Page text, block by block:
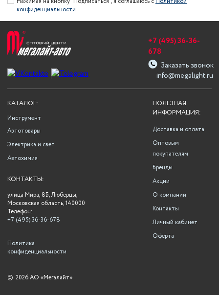
конфиденциальности
info@megalight.ru
+7 (495) 36-36-
678
Заказать звонок
ПОЛЕЗНАЯ
ИНФОРМАЦИЯ:
Доставка и оплата
Оптовым
покупателям
Бренды
Акции
О компании
Контакты
Личный кабинет
Оферта
КАТАЛОГ:
Инструмент
Автотовары
Электрика и свет
Автохимия
КОНТАКТЫ:
улица Мира, 8Б, Люберцы,
Московская область, 140000
Телефон:
+7 (495) 36-36-678
Политика
конфиденциальности
© 2026 АО «Мегалайт»